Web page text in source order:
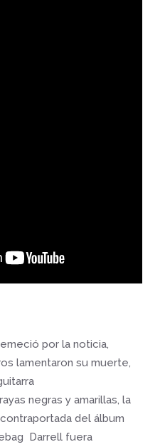
por la noticia,
lamentaron su muerte,
negras y amarillas, la
del álbum
Darrell fuera